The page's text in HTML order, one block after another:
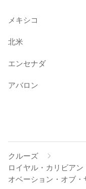
メキシコ
北米
エンセナダ
アバロン
クルーズ
ロイヤル・カリビア
オベーション・オブ・